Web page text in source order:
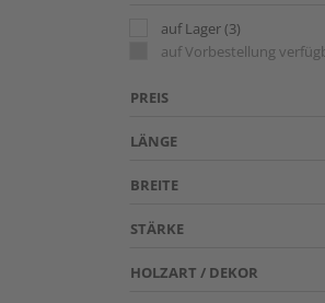
auf Lager(3)
auf Vorbestellung
PREIS
LÄNGE
BREITE
STÄRKE
HOLZART / DEKOR